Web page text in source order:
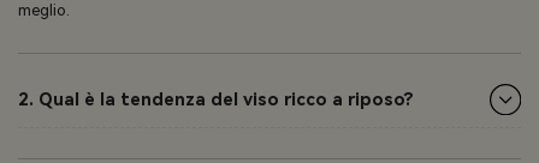
meglio.
2. Qual è la tendenza del viso ricco a riposo?